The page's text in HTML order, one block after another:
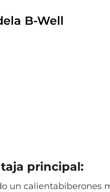
B-Well
principal:
un calientabiberones